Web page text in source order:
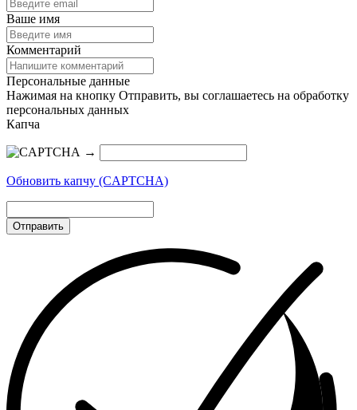
Ваше имя
Комментарий
Персональные данные
Нажимая на кнопку Отправить, вы соглашаетесь на обработку
персональных данных
Капча
→
Обновить капчу (CAPTCHA)
Отправить